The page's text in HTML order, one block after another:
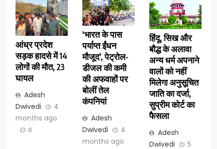
आंध्र प्रदेश
सड़क हादसे में 14
लोगों की मौत, 23
घायल
Adesh
Dwivedi
4
months ago
0
‘भारत के पास
पर्याप्त ईंधन
मौजूद’, पेट्रोल-
डीजल की कमी
की अफवाहों पर
बोलीं तेल
कंपनियां
Adesh
Dwivedi
4
months ago
हिंदू, सिख और
बौद्ध के अलावा
अन्य धर्म अपनाने
वालों को नहीं
मिलेगा अनुसूचित
जाति का दर्जा,
सुप्रीम कोर्ट का
फैसला
Adesh
Dwivedi
5